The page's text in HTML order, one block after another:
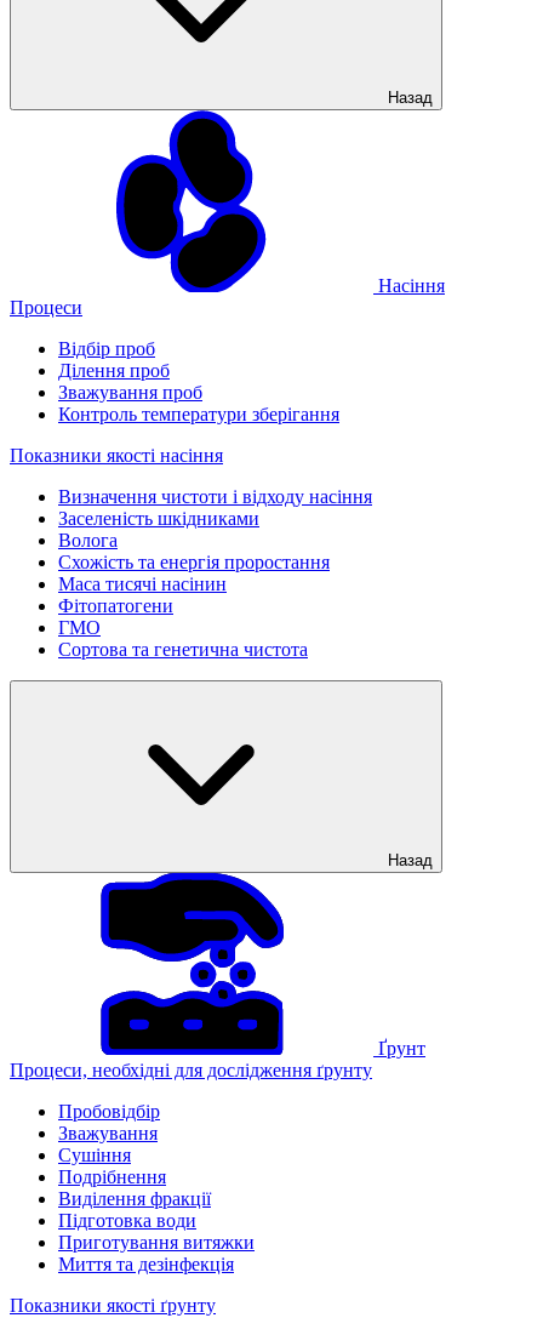
Назад
Насіння
Процеси
Відбір проб
Ділення проб
Зважування проб
Контроль температури зберігання
Показники якості насіння
Визначення чистоти і відходу насіння
Заселеність шкідниками
Волога
Схожість та енергія проростання
Маса тисячі насінин
Фітопатогени
ГМО
Сортова та генетична чистота
Назад
Ґрунт
Процеси, необхідні для дослідження ґрунту
Пробовідбір
Зважування
Сушіння
Подрібнення
Виділення фракції
Підготовка води
Приготування витяжки
Миття та дезінфекція
Показники якості ґрунту